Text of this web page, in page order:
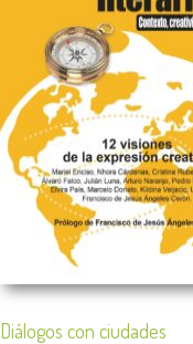
Diálogos con ciudades